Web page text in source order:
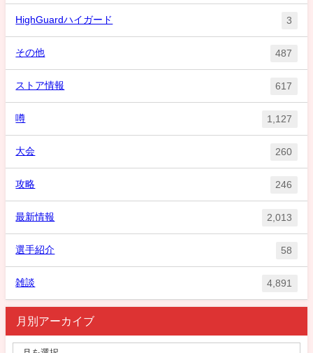
HighGuardハイガード 3
その他 487
ストア情報 617
噂 1,127
大会 260
攻略 246
最新情報 2,013
選手紹介 58
雑談 4,891
月別アーカイブ